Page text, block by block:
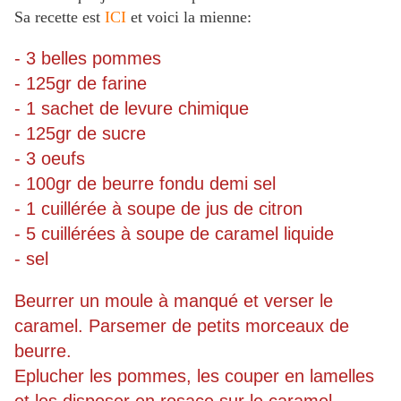
Sa recette est ICI et voici la mienne:
- 3 belles pommes
- 125gr de farine
- 1 sachet de levure chimique
- 125gr de sucre
- 3 oeufs
- 100gr de beurre fondu demi sel
- 1 cuillérée à soupe de jus de citron
- 5 cuillérées à soupe de caramel liquide
- sel
Beurrer un moule à manqué et verser le
caramel. Parsemer de petits morceaux de
beurre.
Eplucher les pommes, les couper en lamelles